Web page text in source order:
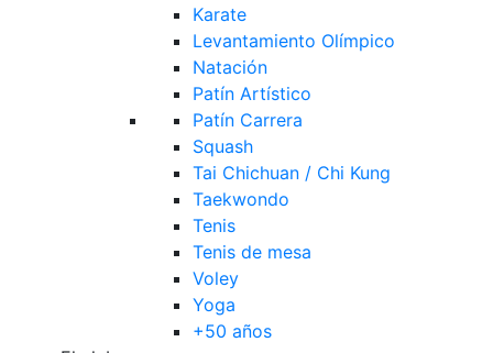
Karate
Levantamiento Olímpico
Natación
Patín Artístico
Patín Carrera
Squash
Tai Chichuan / Chi Kung
Taekwondo
Tenis
Tenis de mesa
Voley
Yoga
+50 años